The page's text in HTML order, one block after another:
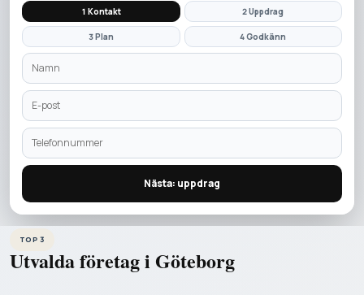
1 Kontakt 2 Uppdrag
3 Plan 4 Godkänn
Nästa: uppdrag
TOP 3
Utvalda företag i Göteborg